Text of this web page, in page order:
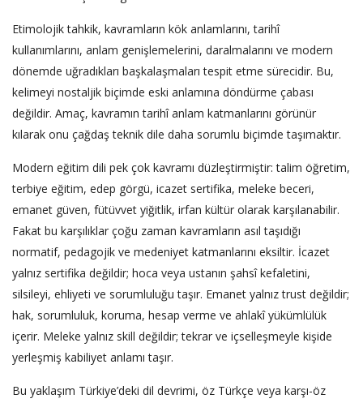
Etimolojik tahkik, kavramların kök anlamlarını, tarihî
kullanımlarını, anlam genişlemelerini, daralmalarını ve modern
dönemde uğradıkları başkalaşmaları tespit etme sürecidir. Bu,
kelimeyi nostaljik biçimde eski anlamına döndürme çabası
değildir. Amaç, kavramın tarihî anlam katmanlarını görünür
kılarak onu çağdaş teknik dile daha sorumlu biçimde taşımaktır.
Modern eğitim dili pek çok kavramı düzleştirmiştir: talim öğretim,
terbiye eğitim, edep görgü, icazet sertifika, meleke beceri,
emanet güven, fütüvvet yiğitlik, irfan kültür olarak karşılanabilir.
Fakat bu karşılıklar çoğu zaman kavramların asıl taşıdığı
normatif, pedagojik ve medeniyet katmanlarını eksiltir. İcazet
yalnız sertifika değildir; hoca veya ustanın şahsî kefaletini,
silsileyi, ehliyeti ve sorumluluğu taşır. Emanet yalnız trust değildir;
hak, sorumluluk, koruma, hesap verme ve ahlakî yükümlülük
içerir. Meleke yalnız skill değildir; tekrar ve içselleşmeyle kişide
yerleşmiş kabiliyet anlamı taşır.
Bu yaklaşım Türkiye’deki dil devrimi, öz Türkçe veya karşı-öz